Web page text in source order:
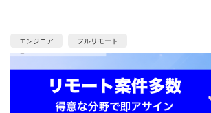
融・証券系業務アプリの保守経験、業務仕
合わせ対応力が重視されます。 ・金融・証
経験者：業務仕様理解とユーザー対応が重要
プ：技術だけでなく、業務フローを理解して
ため ・Java保守・改修経験者：既存ソース
改修が発生するため ・問い合わせ対応に抵
インフラ： Amazon Web Services ・AWS
ツール： GitHub、Slack、CircleCI、Sentry
＞ ・C/C++、C#、Java、Go、Scala いず
験合計5年以上 ・Rustでの開発が問題ない方
経験3年以上 ・データベースを使用したシス
AWSなどクラウド環境を利用したシステム開
・システムアーキテクチャ設計の経験 ・ス
エンジニア フルリモート